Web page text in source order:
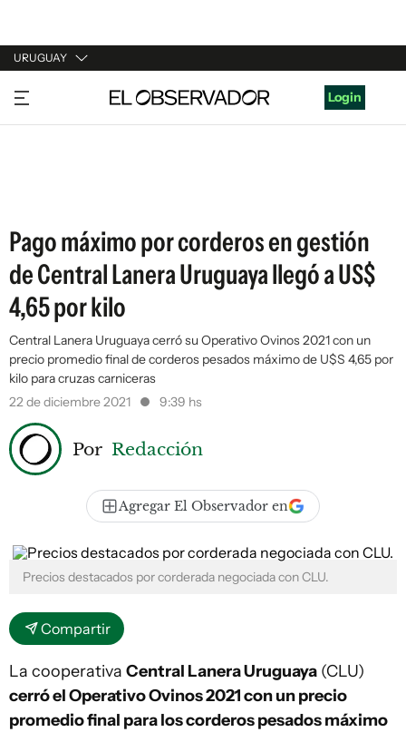
URUGUAY
URUGUAY
ARGENTINA
Login
Pago máximo por corderos en gestión
de Central Lanera Uruguaya llegó a US$
4,65 por kilo
Central Lanera Uruguaya cerró su Operativo Ovinos 2021 con un
precio promedio final de corderos pesados máximo de U$S 4,65 por
kilo para cruzas carniceras
22 de diciembre 2021
9:39 hs
Por Redacción
Agregar El Observador en
Precios destacados por corderada negociada con CLU.
Compartir
La cooperativa Central Lanera Uruguaya (CLU)
cerró el Operativo Ovinos 2021 con un precio
promedio final para los corderos pesados máximo